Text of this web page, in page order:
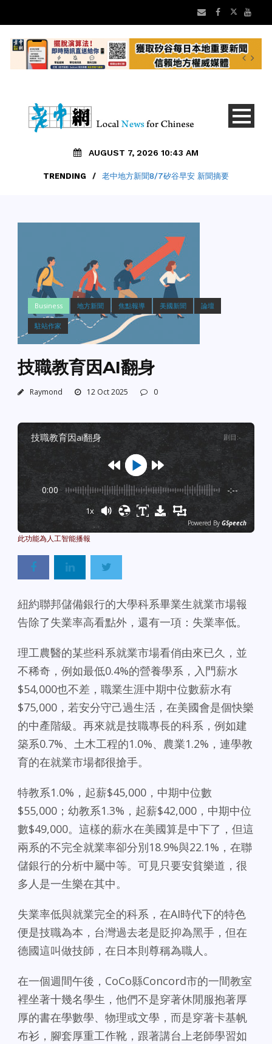
AUGUST 7, 2026 10:43 AM
TRENDING / 老中地方新聞8/7矽谷早安 新聞摘要
Business 地方新聞 焦點報導 美國新聞 論壇
駐站作家
技職教育因AI翻身
Raymond 12 Oct 2025 0
技職教育因ai翻身 剧目 :-
0:00 -:--
1x
Powered By GSpeech
紐約聯邦儲備銀行的大學科系畢業生就業市場報
告除了失業率高看點外，還有一項：失業率低。
理工農醫的某些科系就業市場看俏由來已久，並
不稀奇，例如最低0.4%的營養學系，入門薪水
$54,000也不差，職業生涯中期中位數薪水有
$75,000，若安分守己過生活，在美國會是個快樂
的中產階級。再來就是技職專長的科系，例如建
築系0.7%、土木工程的1.0%、農業1.2%，連學教
育的在就業市場都很搶手。
特教系1.0%，起薪$45,000，中期中位數
$55,000；幼教系1.3%，起薪$42,000，中期中位
數$49,000。這樣的薪水在美國算是中下了，但這
兩系的不完全就業率卻分別18.9%與22.1%，在聯
儲銀行的分析中屬中等。可見只要安貧樂道，很
多人是一生樂在其中。
失業率低與就業完全的科系，在AI時代下的特色
便是技職為本，台灣過去老是貶抑為黑手，但在
德國這叫做技師，在日本則尊稱為職人。
在一個週間午後，CoCo縣Concord市的一間教室
裡坐著十幾名學生，他們不是穿著休閒服抱著厚
厚的書在學數學、物理或文學，而是穿著卡基帆
布衫，腳套厚重工作靴，跟著講台上老師學習如